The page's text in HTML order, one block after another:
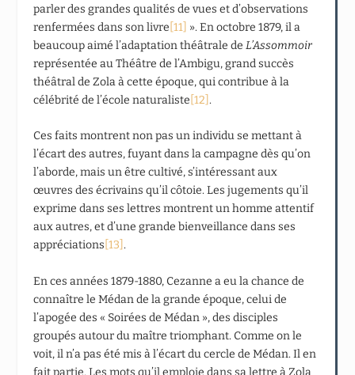
parler des grandes qualités de vues et d’observations
renfermées dans son livre [11] ». En octobre 1879, il a
beaucoup aimé l’adaptation théâtrale deL’Assommoir
représentée au Théâtre de l’Ambigu, grand succès
théâtral de Zola à cette époque, qui contribue à la
célébrité de l’école naturaliste [12].
Ces faits montrent non pas un individu se mettant à
l’écart des autres, fuyant dans la campagne dès qu’on
l’aborde, mais un être cultivé, s’intéressant aux
œuvres des écrivains qu’il côtoie. Les jugements qu’il
exprime dans ses lettres montrent un homme attentif
aux autres, et d’une grande bienveillance dans ses
appréciations [13].
En ces années 1879-1880, Cezanne a eu la chance de
connaître le Médan de la grande époque, celui de
l’apogée des « Soirées de Médan », des disciples
groupés autour du maître triomphant. Comme on le
voit, il n’a pas été mis à l’écart du cercle de Médan. Il en
fait partie. Les mots qu’il emploie dans sa lettre à Zola